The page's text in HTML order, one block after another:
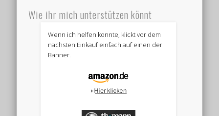
Wie ihr mich unterstützen könnt
Wenn ich helfen konnte, klickt vor dem
nächsten Einkauf einfach auf einen der
Banner.